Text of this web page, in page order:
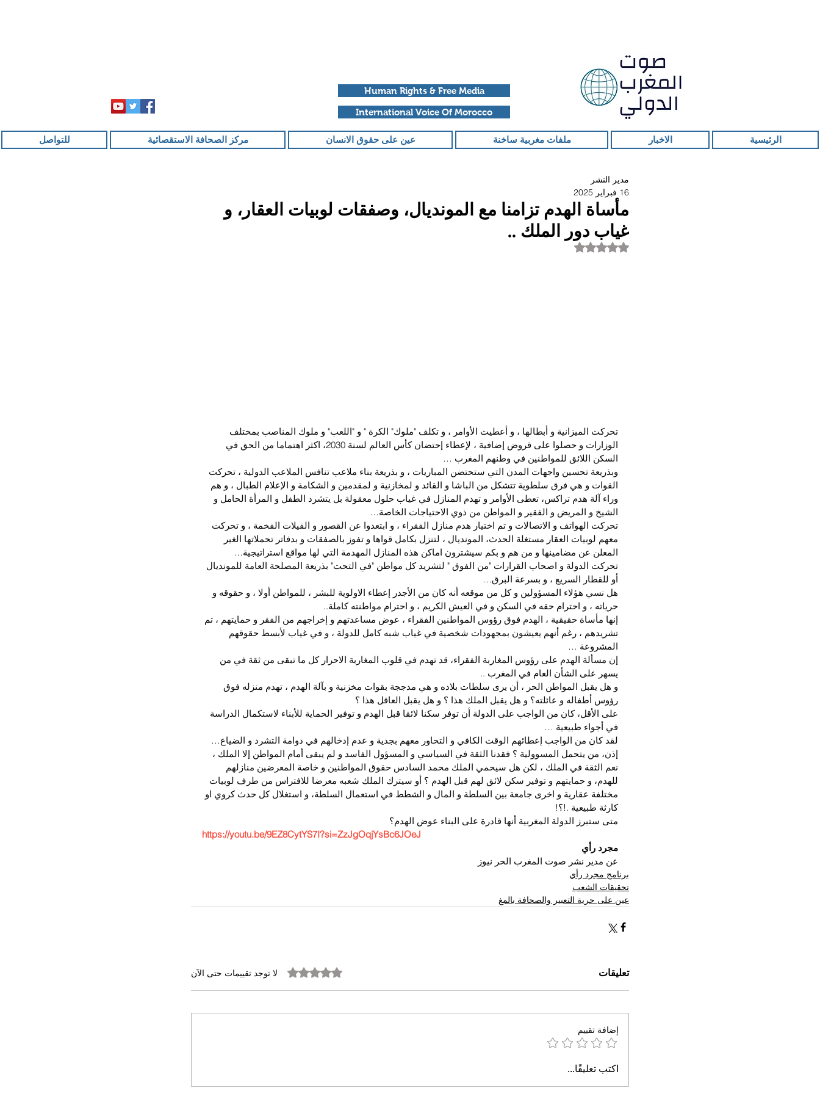
Human Rights & Free Media
International Voice Of Morocco
الرئيسية الاخبار ملفات مغربية ساخنة عين على حقوق الانسان مركز الصحافة الاستقصائية للتواصل
مأساة الهدم تزامنا مع المونديال، وصفقات لوبيات العقار، و
غياب دور الملك ..
مدير النشر
16 فبراير 2025
تم التقييم بـ ليس رقمًا من أصل 5 نجوم.
تحركت الميزانية و أبطالها ، و أعطيت الأوامر ، و تكلف "ملوك" الكرة " و "اللعب" و ملوك المناصب بمختلف
الوزارات و حصلوا على قروض إضافية ، لإعطاء إحتضان كأس العالم لسنة 2030، اكثر اهتماما من الحق في
السكن اللائق للمواطنين في وطنهم المغرب …
وبذريعة تحسين واجهات المدن التي ستحتضن المباريات ، و بذريعة بناء ملاعب تنافس الملاعب الدولية ، تحركت
القوات و هي فرق سلطوية تتشكل من الباشا و القائد و لمخازنية و لمقدمين و الشكامة و الإعلام الطبال ، و هم
وراء آلة هدم تراكس، تعطى الأوامر و تهدم المنازل في غياب حلول معقولة بل يتشرد الطفل و المرأة الحامل و
الشيخ و المريض و الفقير و المواطن من ذوي الاحتياجات الخاصة…
تحركت الهواتف و الاتصالات و تم اختيار هدم منازل الفقراء ، و ابتعدوا عن القصور و الفيلات الفخمة ، و تحركت
معهم لوبيات العقار مستغلة الحدث، المونديال ، لتنزل بكامل قواها و تفوز بالصفقات و بدفاتر تحملاتها الغير
المعلن عن مضامينها و من هم و بكم سيشترون اماكن هذه المنازل المهدمة التي لها مواقع استراتيجية…
تحركت الدولة و اصحاب القرارات "من الفوق " لتشريد كل مواطن "في التحت" بذريعة المصلحة العامة للمونديال
أو للقطار السريع ، و بسرعة البرق…
هل نسي هؤلاء المسؤولين و كل من موقعه أنه كان من الأجدر إعطاء الاولوية للبشر ، للمواطن أولا ، و حقوقه و
حرياته ، و احترام حقه في السكن و في العيش الكريم ، و احترام مواطنته كاملة..
إنها مأساة حقيقية ، الهدم فوق رؤوس المواطنين الفقراء ، عوض مساعدتهم و إخراجهم من الفقر و حمايتهم ، تم
تشريدهم ، رغم أنهم يعيشون بمجهودات شخصية في غياب شبه كامل للدولة ، و في غياب لأبسط حقوقهم
المشروعة …
إن مسألة الهدم على رؤوس المغاربة الفقراء، قد تهدم في قلوب المغاربة الاحرار كل ما تبقى من ثقة في من
يسهر على الشأن العام في المغرب ..
و هل يقبل المواطن الحر ، أن يرى سلطات بلاده و هي مدججة بقوات مخزنية و بآلة الهدم ، تهدم منزله فوق
رؤوس أطفاله و عائلته؟ و هل يقبل الملك هذا ؟ و هل يقبل العاقل هذا ؟
على الأقل، كان من الواجب على الدولة أن توفر سكنا لائقا قبل الهدم و توفير الحماية للأبناء لاستكمال الدراسة
في أجواء طبيعية …
لقد كان من الواجب إعطائهم الوقت الكافي و التحاور معهم بجدية و عدم إدخالهم في دوامة التشرد و الضياع…
إذن، من يتحمل المسوولية ؟ فقدنا الثقة في السياسي و المسؤول الفاسد و لم يبقى أمام المواطن إلا الملك ،
نعم الثقة في الملك ، لكن هل سيحمي الملك محمد السادس حقوق المواطنين و خاصة المعرضين منازلهم
للهدم، و حمايتهم و توفير سكن لائق لهم قبل الهدم ؟ أو سيترك الملك شعبه معرضا للافتراس من طرف لوبيات
مختلفة عقارية و اخرى جامعة بين السلطة و المال و الشطط في استعمال السلطة، و استغلال كل حدث كروي او
كارثة طبيعية .!؟!
متى ستبرز الدولة المغربية أنها قادرة على البناء عوض الهدم؟
https://youtu.be/9EZ8CytYS7I?si=ZzJgOqjYsBc6JOeJ
مجرد رأي
عن مدير نشر صوت المغرب الحر نيوز
برنامج مجرد رأي
تحقيقات الشعب
عين على حرية التعبير والصحافة بالمغ
تعليقات تم التقييم بـ 0 من أصل 5 نجوم. لا توجد تقييمات حتى الآن
إضافة تقييم
اكتب تعليقًا...